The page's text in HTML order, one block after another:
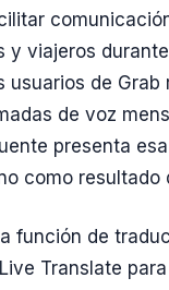
y viajeros
usuarios de Grab
de voz
presenta
como resultado
función de
Translate para